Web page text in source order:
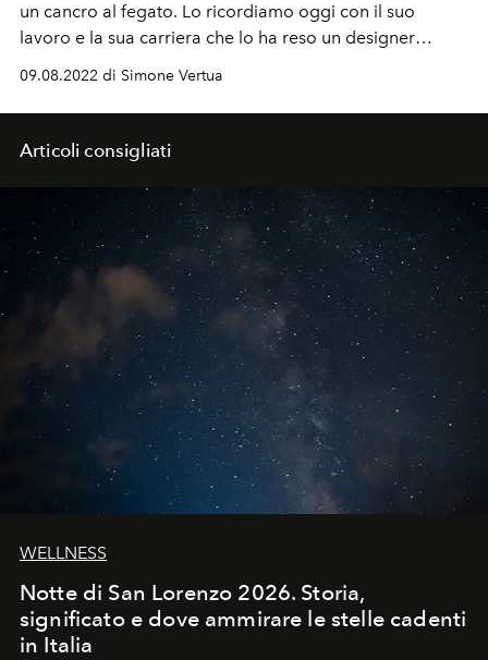
un cancro al fegato. Lo ricordiamo oggi con il suo
lavoro e la sua carriera che lo ha reso un designer
d'avanguardia degli anni '70 e un'icona per storia della
09.08.2022 di Simone Vertua
Articoli consigliati
WELLNESS
Notte di San Lorenzo 2026. Storia,
significato e dove ammirare le stelle cadenti
in Italia